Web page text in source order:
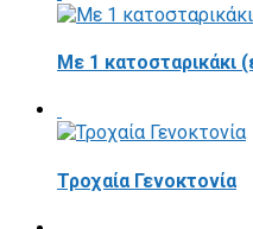
Με 1 κατοσταρικάκι
Τροχαία Γενοκτονία